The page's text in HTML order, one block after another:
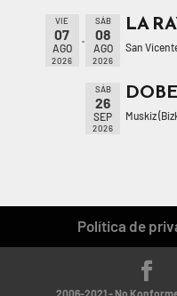
VIE
07
AGO
2026
SÁB
08
AGO
2026
LA
San
SÁB
26
SEP
2026
Muskiz
Política de
2006-2021 - No